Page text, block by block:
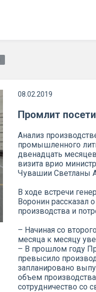
08.02.2019
Промлит
Анализ
промышленного
двенадцать
визита врио
Чувашии Светланы
В ходе встречи
Воронин рассказал
производства и
– Начиная со
месяца к месяцу
– В прошлом году
превысило
запланировано
объем
сотрудничество со